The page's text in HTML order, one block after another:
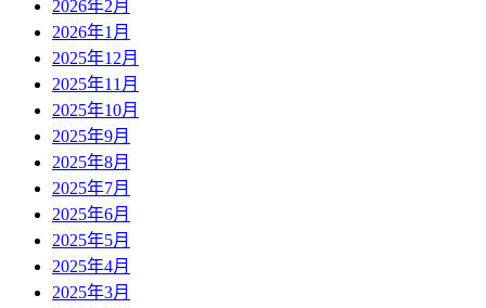
2026年2月
2026年1月
2025年12月
2025年11月
2025年10月
2025年9月
2025年8月
2025年7月
2025年6月
2025年5月
2025年4月
2025年3月